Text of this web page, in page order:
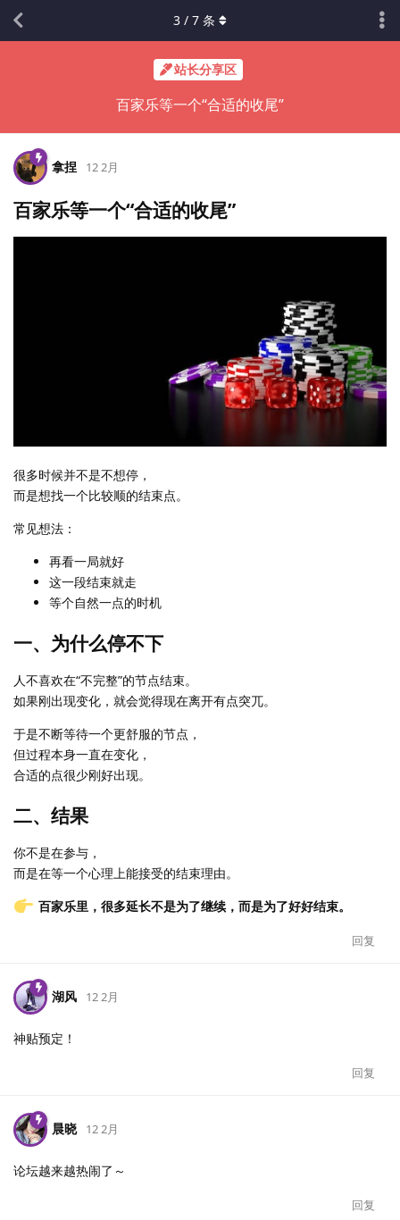
站长分享区
百家乐等一个“合适的收尾”
3 / 7 条
拿捏 12 2月
百家乐等一个“合适的收尾”
很多时候并不是不想停，
而是想找一个比较顺的结束点。
常见想法：
再看一局就好
这一段结束就走
等个自然一点的时机
一、为什么停不下
人不喜欢在“不完整”的节点结束。
如果刚出现变化，就会觉得现在离开有点突兀。
于是不断等待一个更舒服的节点，
但过程本身一直在变化，
合适的点很少刚好出现。
二、结果
你不是在参与，
而是在等一个心理上能接受的结束理由。
百家乐里，很多延长不是为了继续，而是为了好好结束。
回复
湖风 12 2月
神贴预定！
回复
晨晓 12 2月
论坛越来越热闹了～
回复